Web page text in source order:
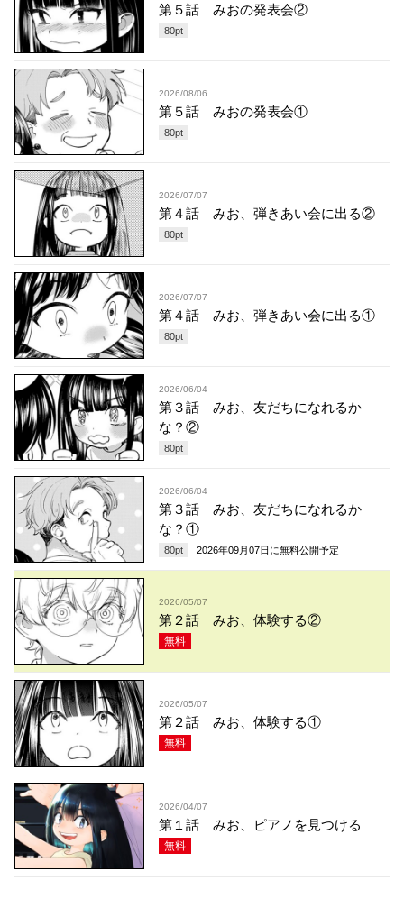
第５話 みおの発表会②
80pt
2026/08/06
第５話 みおの発表会①
80pt
2026/07/07
第４話 みお、弾きあい会に出る②
80pt
2026/07/07
第４話 みお、弾きあい会に出る①
80pt
2026/06/04
第３話 みお、友だちになれるか
な？②
80pt
2026/06/04
第３話 みお、友だちになれるか
な？①
80pt 2026年09月07日 に無料公開予定
2026/05/07
第２話 みお、体験する②
無料
2026/05/07
第２話 みお、体験する①
無料
2026/04/07
第１話 みお、ピアノを見つける
無料